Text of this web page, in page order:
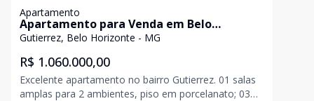
Apartamento
Apartamento para Venda em Belo
Horizonte / MG no bairro Gutierrez
Gutierrez, Belo Horizonte - MG
R$ 1.060.000,00
Excelente apartamento no bairro Gutierrez. 01 salas
amplas para 2 ambientes, piso em porcelanato; 03